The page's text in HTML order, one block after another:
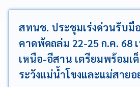
สทนช. ประชุมเร่งด่วนรับมื
คาดพัดถล่ม 22-25 ก.ค. 68
เหนือ-อีสาน เตรียมพร้อมเ
ระวังแม่น้ำโขงและแม่สายอ